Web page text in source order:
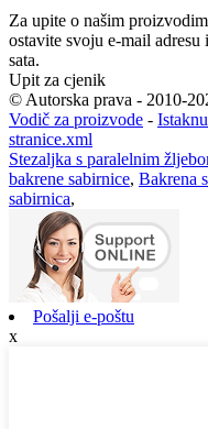
Za upite o našim
ostavite svoju e-mail
sata.
Upit za cjenik
© Autorska prava - 2010-
Vodič za proizvode -
stranice.xml
Stezaljka s paralelnim
bakrene sabirnice, Bakrena
sabirnica,
Pošalji e-poštu
x